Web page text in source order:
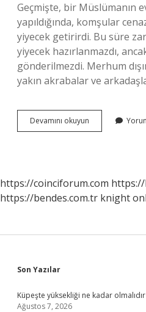
Geçmişte, bir Müslümanın
yapıldığında, komşular
yiyecek getirirdi. Bu süre
yiyecek hazırlanmazdı,
gönderilmezdi. Merhum
yakın akrabalar ve
Devamını okuyun
Evinde
https://coinciforum.com
https://bendes.com.tr knight
Sidebar
Son Yazılar
Küpeşte yüksekliği ne kadar olmalıdır
Ağustos 7, 2026